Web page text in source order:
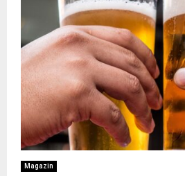
Magazin